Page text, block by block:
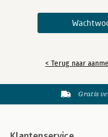
< Terug naar
Gratis